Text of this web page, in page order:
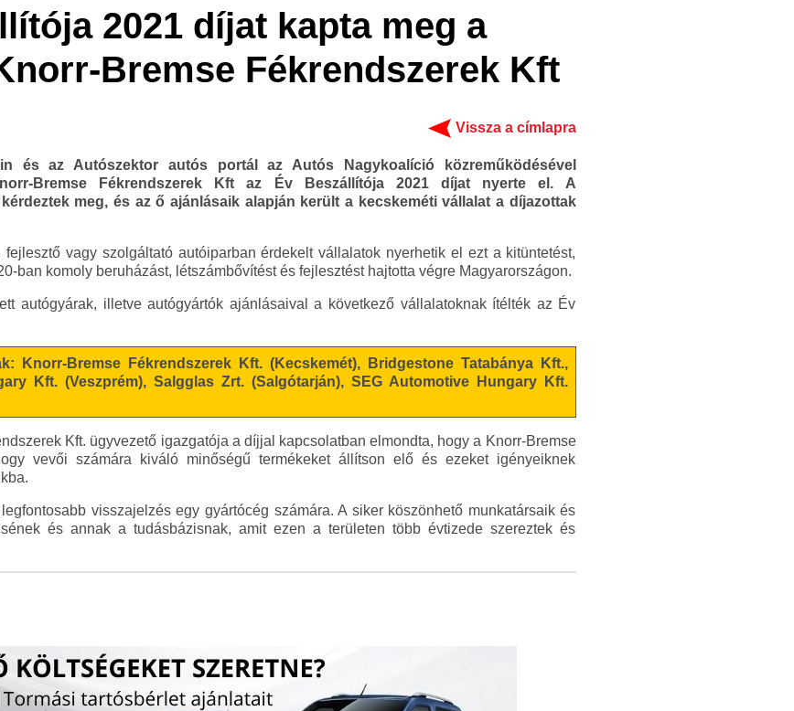
2021 díjat kapta meg a
Bremse Fékrendszerek Kft
Vissza a címlapra
és az Autószektor autós portál az Autós Nagykoalíció közreműködésével
Bremse Fékrendszerek Kft az Év Beszállítója 2021 díjat nyerte el. A
meg, és az ő ajánlásaik alapján került a kecskeméti vállalat a díjazottak
vagy szolgáltató autóiparban érdekelt vállalatok nyerhetik el ezt a kitüntetést,
ban komoly beruházást, létszámbővítést és fejlesztést hajtotta végre Magyarországon.
autógyárak, illetve autógyártók ajánlásaival a következő vállalatoknak ítélték az Év
Knorr-Bremse Fékrendszerek Kft. (Kecskemét), Bridgestone Tatabánya Kft.,
Kft. (Veszprém), Salgglas Zrt. (Salgótarján), SEG Automotive Hungary Kft.
Kft. ügyvezető igazgatója a díjjal kapcsolatban elmondta, hogy a Knorr-Bremse
vevői számára kiváló minőségű termékeket állítson elő és ezeket igényeiknek
visszajelzés egy gyártócég számára. A siker köszönhető munkatársaik és
és annak a tudásbázisnak, amit ezen a területen több évtizede szereztek és